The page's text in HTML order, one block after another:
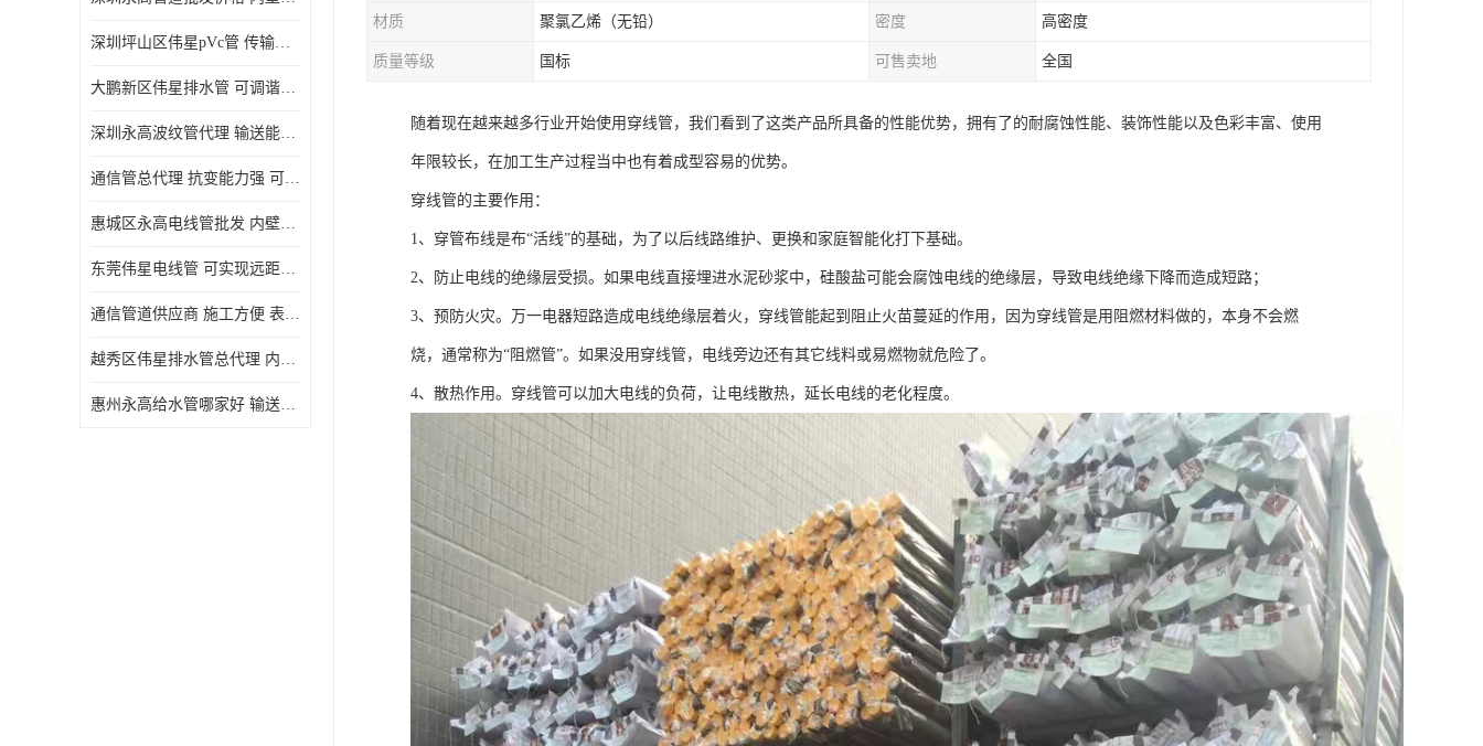
深圳坪山区伟星pVc管 传输损耗小 频率稳定性好
大鹏新区伟星排水管 可调谐性好 大功率 效率高
深圳永高波纹管代理 输送能力强 可以承受高温
通信管总代理 抗变能力强 可耐强震 扭曲
惠城区永高电线管批发 内壁光滑 抗震性能好
东莞伟星电线管 可实现远距离通信 频率稳定性好
通信管道供应商 施工方便 表面电阻系数大
越秀区伟星排水管总代理 内部表面光滑 大功率 效率高
惠州永高给水管哪家好 输送能力强 方便施工和运输
材质 聚氯乙烯（无铅） 密度 高密度
质量等级 国标 可售卖地 全国
随着现在越来越多行业开始使用穿线管，我们看到了这类产品所具备的性能优势，拥有了的耐腐蚀性能、装饰性能以及色彩丰富、使用
年限较长，在加工生产过程当中也有着成型容易的优势。
穿线管的主要作用：
1、穿管布线是布“活线”的基础，为了以后线路维护、更换和家庭智能化打下基础。
2、防止电线的绝缘层受损。如果电线直接埋进水泥砂浆中，硅酸盐可能会腐蚀电线的绝缘层，导致电线绝缘下降而造成短路；
3、预防火灾。万一电器短路造成电线绝缘层着火，穿线管能起到阻止火苗蔓延的作用，因为穿线管是用阻燃材料做的，本身不会燃
烧，通常称为“阻燃管”。如果没用穿线管，电线旁边还有其它线料或易燃物就危险了。
4、散热作用。穿线管可以加大电线的负荷，让电线散热，延长电线的老化程度。